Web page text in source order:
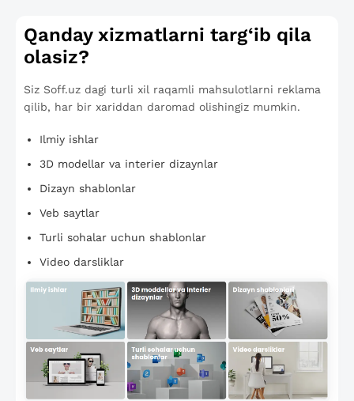
Qanday xizmatlarni targ‘ib qila
olasiz?
Siz Soff.uz dagi turli xil raqamli mahsulotlarni reklama
qilib, har bir xariddan daromad olishingiz mumkin.
Ilmiy ishlar
3D modellar va interier dizaynlar
Dizayn shablonlar
Veb saytlar
Turli sohalar uchun shablonlar
Video darsliklar